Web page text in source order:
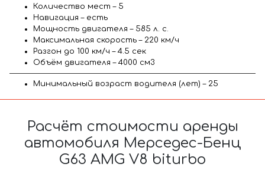
Количество мест – 5
Навигация – есть
Мощность двигателя – 585 л. с.
Максимальная скорость – 220 км/ч
Разгон до 100 км/ч – 4.5 сек
Объём двигателя – 4000 см3
Минимальный возраст водителя (лет) – 25
Расчёт стоимости аренды
автомобиля Мерседес-Бенц
G63 AMG V8 biturbo